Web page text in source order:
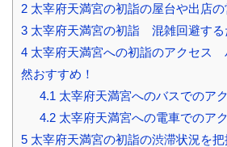
2 太宰府天満宮の初詣の屋台や出店の
3 太宰府天満宮の初詣 混雑回避する
4 太宰府天満宮への初詣のアクセス
然おすすめ！
4.1 太宰府天満宮へのバスでのア
4.2太宰府天満宮への電車でのア
5 太宰府天満宮の初詣の渋滞状況を把